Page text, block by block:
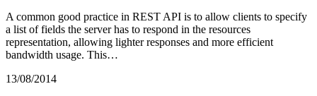
A common good practice in REST API is to allow clients to specify
a list of fields the server has to respond in the resources
representation, allowing lighter responses and more efficient
bandwidth usage. This…
13/08/2014